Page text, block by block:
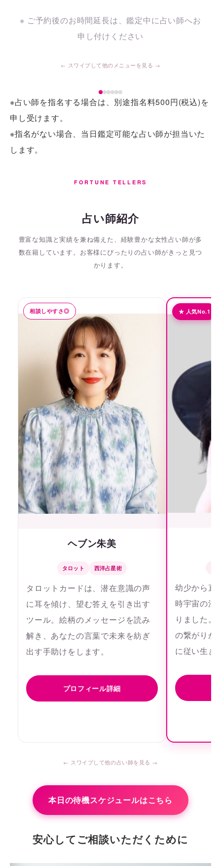
※ ご予約後のお時間延長は、鑑定中に占い師へお
申し付けください
※占い師を指名する場合は、別途指名料500円(税込)を
申し受けます。
※指名がない場合、当日鑑定可能な占い師が担当いた
します。
FORTUNE TELLERS
占い師紹介
豊富な知識と実績を兼ね備えた、経験豊かな女性占い師が多
数在籍しています。 お客様にぴったりの占い師がきっと見つ
かります。
相談しやすさ◎
ヘブン朱美
タロット 西洋占星術
タロットカードは、潜在意識の声
に耳を傾け、望む答えを引き出す
ツール。絵柄のメッセージを読み
解き、あなたの言葉で未来を紡ぎ
出す手助けをします。
プロフィール詳細
★ 人気No.1
幼少から直
時宇宙の法
りました。
の繋がりが
に従い生き
本日の待機スケジュールはこちら
安心してご相談いただくために